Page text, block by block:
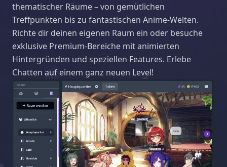
thematischer Räume – von gemütlichen
Treffpunkten bis zu fantastischen Anime-Welten.
Richte dir deinen eigenen Raum ein oder besuche
exklusive Premium-Bereiche mit animierten
Hintergründen und speziellen Features. Erlebe
Chatten auf einem ganz neuen Level!